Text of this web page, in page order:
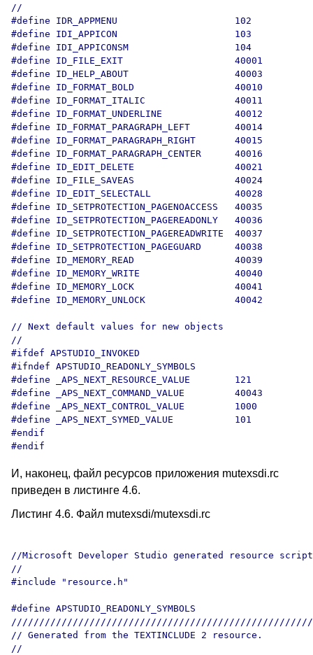
//
#define IDR_APPMENU                     102
#define IDI_APPICON                     103
#define IDI_APPICONSM                   104
#define ID_FILE_EXIT                    40001
#define ID_HELP_ABOUT                   40003
#define ID_FORMAT_BOLD                  40010
#define ID_FORMAT_ITALIC                40011
#define ID_FORMAT_UNDERLINE             40012
#define ID_FORMAT_PARAGRAPH_LEFT        40014
#define ID_FORMAT_PARAGRAPH_RIGHT       40015
#define ID_FORMAT_PARAGRAPH_CENTER      40016
#define ID_EDIT_DELETE                  40021
#define ID_FILE_SAVEAS                  40024
#define ID_EDIT_SELECTALL               40028
#define ID_SETPROTECTION_PAGENOACCESS   40035
#define ID_SETPROTECTION_PAGEREADONLY   40036
#define ID_SETPROTECTION_PAGEREADWRITE  40037
#define ID_SETPROTECTION_PAGEGUARD      40038
#define ID_MEMORY_READ                  40039
#define ID_MEMORY_WRITE                 40040
#define ID_MEMORY_LOCK                  40041
#define ID_MEMORY_UNLOCK                40042
// Next default values for new objects
//
#ifdef APSTUDIO_INVOKED
#ifndef APSTUDIO_READONLY_SYMBOLS
#define _APS_NEXT_RESOURCE_VALUE        121
#define _APS_NEXT_COMMAND_VALUE         40043
#define _APS_NEXT_CONTROL_VALUE         1000
#define _APS_NEXT_SYMED_VALUE           101
#endif
И, наконец, файл ресурсов приложения mutexsdi.rc
приведен в листинге 4.6.
Листинг 4.6. Файл mutexsdi/mutexsdi.rc
//Microsoft Developer Studio generated resource
//
#include "resource.h"
#define APSTUDIO_READONLY_SYMBOLS
// Generated from the TEXTINCLUDE 2 resource.
//